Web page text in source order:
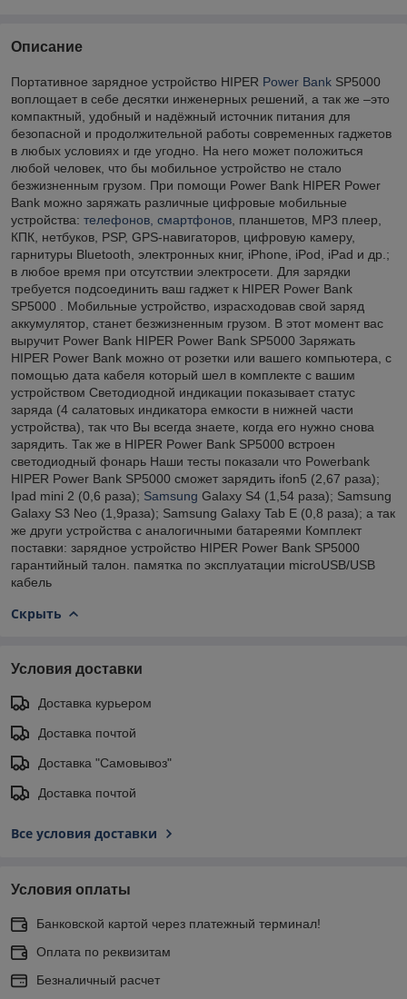
Описание
Портативное зарядное устройство HIPER Power Bank SP5000
воплощает в себе десятки инженерных решений, а так же –это
компактный, удобный и надёжный источник питания для
безопасной и продолжительной работы современных гаджетов
в любых условиях и где угодно. На него может положиться
любой человек, что бы мобильное устройство не стало
безжизненным грузом. При помощи Power Bank HIPER Power
Bank можно заряжать различные цифровые мобильные
устройства: телефонов, смартфонов , планшетов, MP3 плеер,
КПК, нетбуков, PSP, GPS-навигаторов, цифровую камеру,
гарнитуры Bluetooth, электронных книг, iPhone, iPod, iPad и др.;
в любое время при отсутствии электросети. Для зарядки
требуется подсоединить ваш гаджет к HIPER Power Bank
SP5000 . Мобильные устройство, израсходовав свой заряд
аккумулятор, станет безжизненным грузом. В этот момент вас
выручит Power Bank HIPER Power Bank SP5000 Заряжать
HIPER Power Bank можно от розетки или вашего компьютера, c
помощью дата кабеля который шел в комплекте с вашим
устройством Светодиодной индикации показывает статус
заряда (4 салатовых индикатора емкости в нижней части
устройства), так что Вы всегда знаете, когда его нужно снова
зарядить. Так же в HIPER Power Bank SP5000 встроен
светодиодный фонарь Наши тесты показали что Powerbank
HIPER Power Bank SP5000 сможет зарядить ifon5 (2,67 раза);
Ipad mini 2 (0,6 раза); Samsung Galaxy S4 (1,54 раза); Samsung
Galaxy S3 Neo (1,9раза); Samsung Galaxy Tab E (0,8 раза); а так
же други устройства с аналогичными батареями Комплект
поставки: зарядное устройство HIPER Power Bank SP5000
гарантийный талон. памятка по эксплуатации microUSB/USB
кабель
Скрыть
Условия доставки
Доставка курьером
Доставка почтой
Доставка "Самовывоз"
Доставка почтой
Все условия доставки
Условия оплаты
Банковской картой через платежный терминал!
Оплата по реквизитам
Безналичный расчет